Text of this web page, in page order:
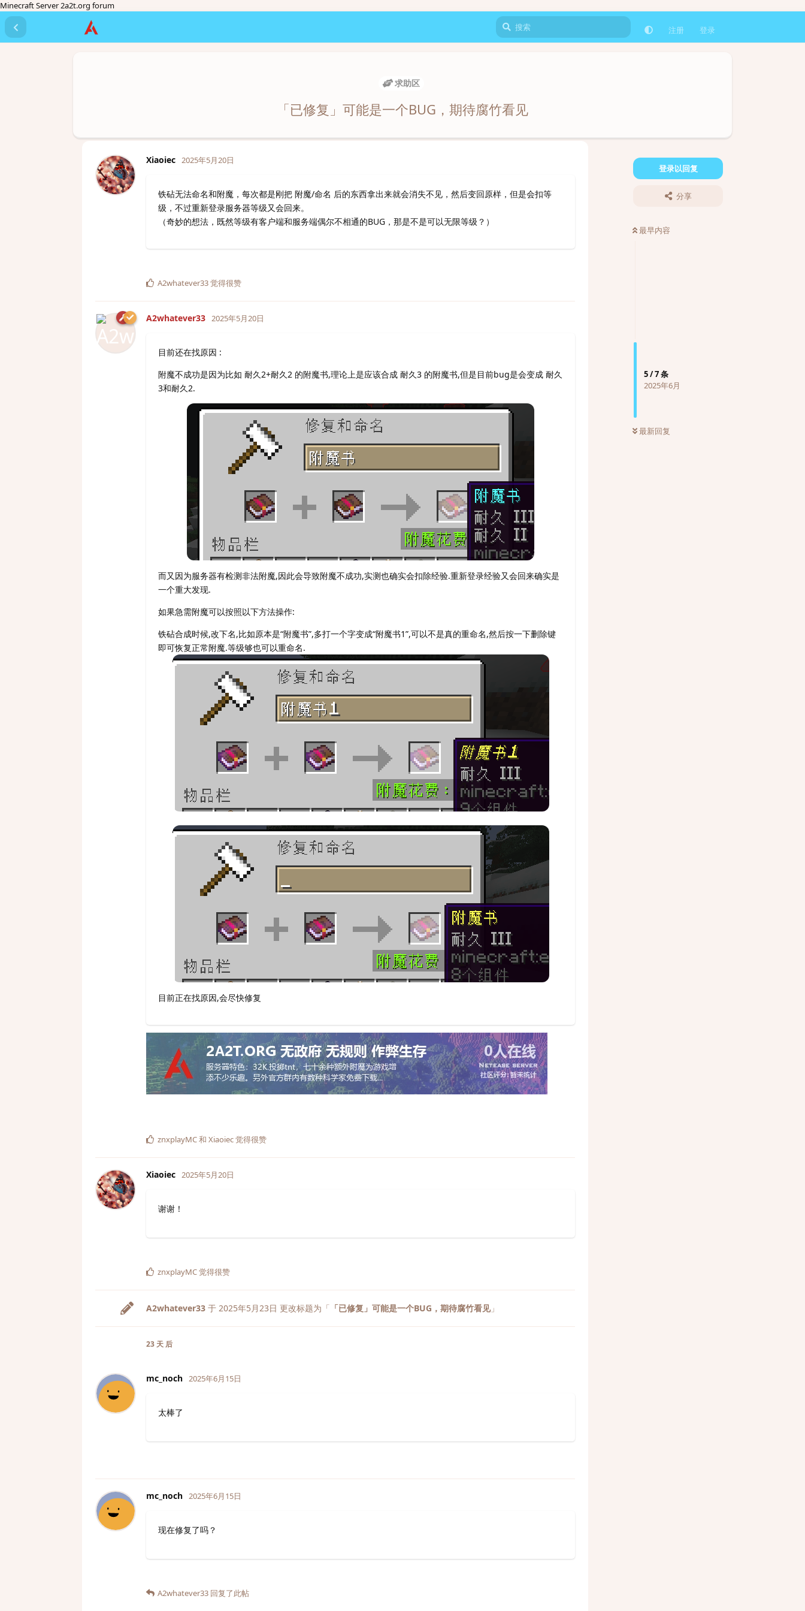
Minecraft Server 2a2t.org forum
注册 登录
求助区
「已修复」可能是一个BUG，期待腐竹看见
登录以回复
分享
最早内容
5/7条
2025年6月
最新回复
Xiaoiec 2025年5月20日
铁砧无法命名和附魔，每次都是刚把 附魔/命名 后的东西拿出来就会消失不见，然后变回原样，但是会扣等
级，不过重新登录服务器等级又会回来。
（奇妙的想法，既然等级有客户端和服务端偶尔不相通的BUG，那是不是可以无限等级？）
A2whatever33觉得很赞
A2whatever33 2025年5月20日
目前还在找原因 :
附魔不成功是因为比如 耐久2+耐久2 的附魔书,理论上是应该合成 耐久3 的附魔书,但是目前bug是会变成 耐久
3和耐久2.
而又因为服务器有检测非法附魔,因此会导致附魔不成功,实测也确实会扣除经验.重新登录经验又会回来确实是
一个重大发现.
如果急需附魔可以按照以下方法操作:
铁砧合成时候,改下名,比如原本是“附魔书”,多打一个字变成“附魔书1”,可以不是真的重命名,然后按一下删除键
即可恢复正常附魔.等级够也可以重命名.
目前正在找原因,会尽快修复
znxplayMC和 Xiaoiec觉得很赞
Xiaoiec 2025年5月20日
谢谢！
znxplayMC觉得很赞
A2whatever33 于 2025年5月23日 更改标题为「 「已修复」可能是一个BUG，期待腐竹看见」
23 天 后
mc_noch 2025年6月15日
太棒了
mc_noch 2025年6月15日
现在修复了吗？
A2whatever33 回复了此帖